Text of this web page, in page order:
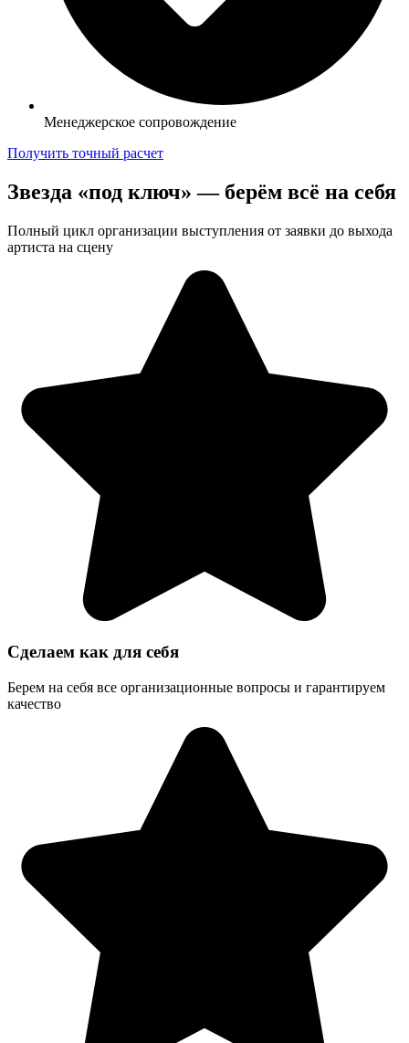
Менеджерское сопровождение
Получить точный расчет
Звезда «под ключ» — берём всё на себя
Полный цикл организации выступления от заявки до выхода
артиста на сцену
Сделаем как для себя
Берем на себя все организационные вопросы и гарантируем
качество